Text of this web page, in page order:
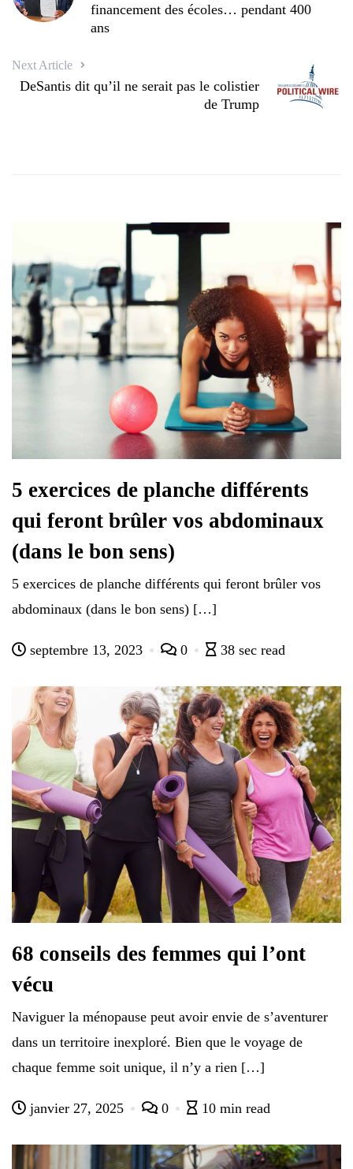
financement des écoles… pendant 400
ans
Next Article
DeSantis dit qu’il ne serait pas le colistier
de Trump
5 exercices de planche différents
qui feront brûler vos abdominaux
(dans le bon sens)
5 exercices de planche différents qui feront brûler vos
abdominaux (dans le bon sens) […]
septembre 13, 2023 0 38 sec read
68 conseils des femmes qui l’ont
vécu
Naviguer la ménopause peut avoir envie de s’aventurer
dans un territoire inexploré. Bien que le voyage de
chaque femme soit unique, il n’y a rien […]
janvier 27, 2025 0 10 min read